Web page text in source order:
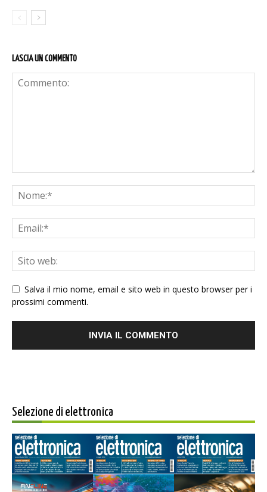
LASCIA UN COMMENTO
Salva il mio nome, email e sito web in questo browser per i
prossimi commenti.
Selezione di elettronica